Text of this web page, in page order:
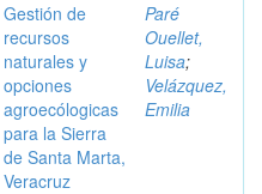
Gestión de
recursos
naturales y
opciones
agroecólogicas
para la Sierra
de Santa Marta,
Veracruz
Paré
Ouellet,
Luisa;
Velázquez,
Emilia